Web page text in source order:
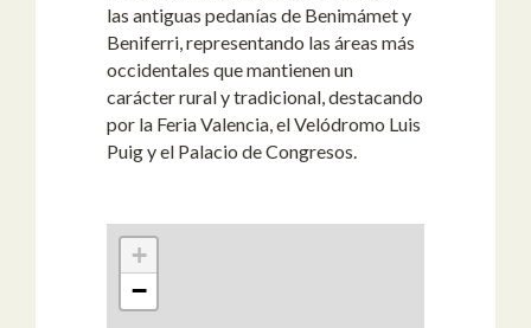
las antiguas pedanías de Benimámet y
Beniferri, representando las áreas más
occidentales que mantienen un
carácter rural y tradicional, destacando
por la Feria Valencia, el Velódromo Luis
Puig y el Palacio de Congresos.
+
−